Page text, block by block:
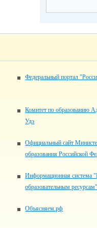
Федеральный портал
Комитет по образованию
Удэ
Официальный сайт
образования Российской
Информационная система
образовательным ресурсам"
Объясняем.рф